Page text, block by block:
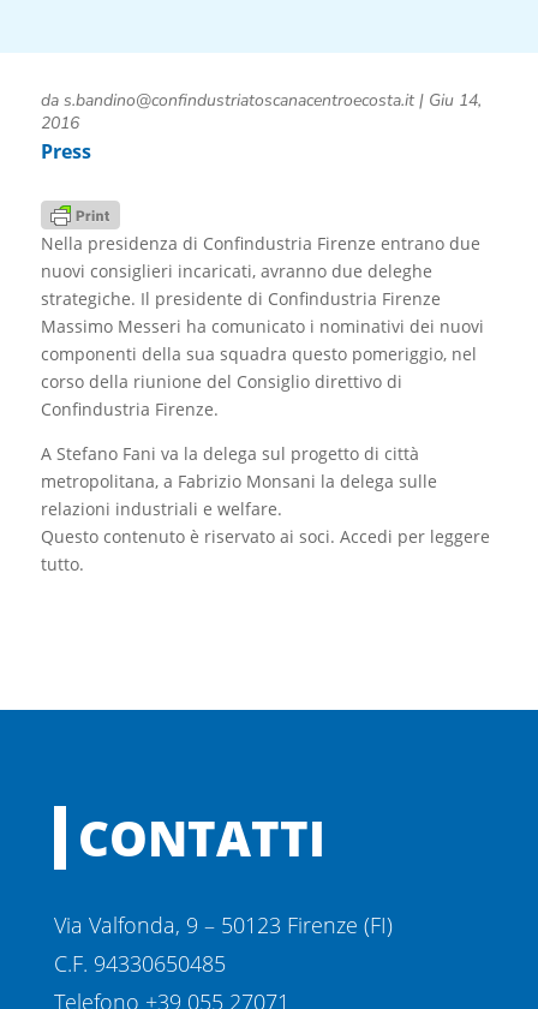
da s.bandino@confindustriatoscanacentroecosta.it| Giu 14,
2016
Press
Nella presidenza di Confindustria Firenze entrano due
nuovi consiglieri incaricati, avranno due deleghe
strategiche. Il presidente di Confindustria Firenze
Massimo Messeri ha comunicato i nominativi dei nuovi
componenti della sua squadra questo pomeriggio, nel
corso della riunione del Consiglio direttivo di
Confindustria Firenze.
A Stefano Fani va la delega sul progetto di città
metropolitana, a Fabrizio Monsani la delega sulle
relazioni industriali e welfare.
Questo contenuto è riservato ai soci. Accedi per leggere
tutto.
CONTATTI
Via Valfonda, 9 – 50123 Firenze (FI)
C.F. 94330650485
Telefono +39 055 27071